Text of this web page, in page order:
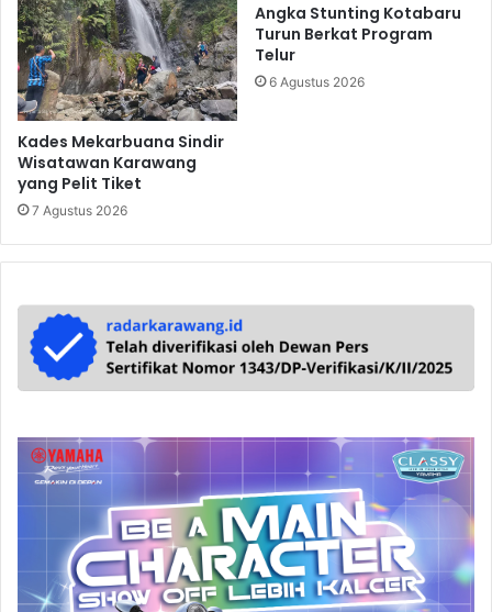
Kades Mekarbuana Sindir
Wisatawan Karawang
yang Pelit Tiket
7 Agustus 2026
Angka Stunting Kotabaru
Turun Berkat Program
Telur
6 Agustus 2026